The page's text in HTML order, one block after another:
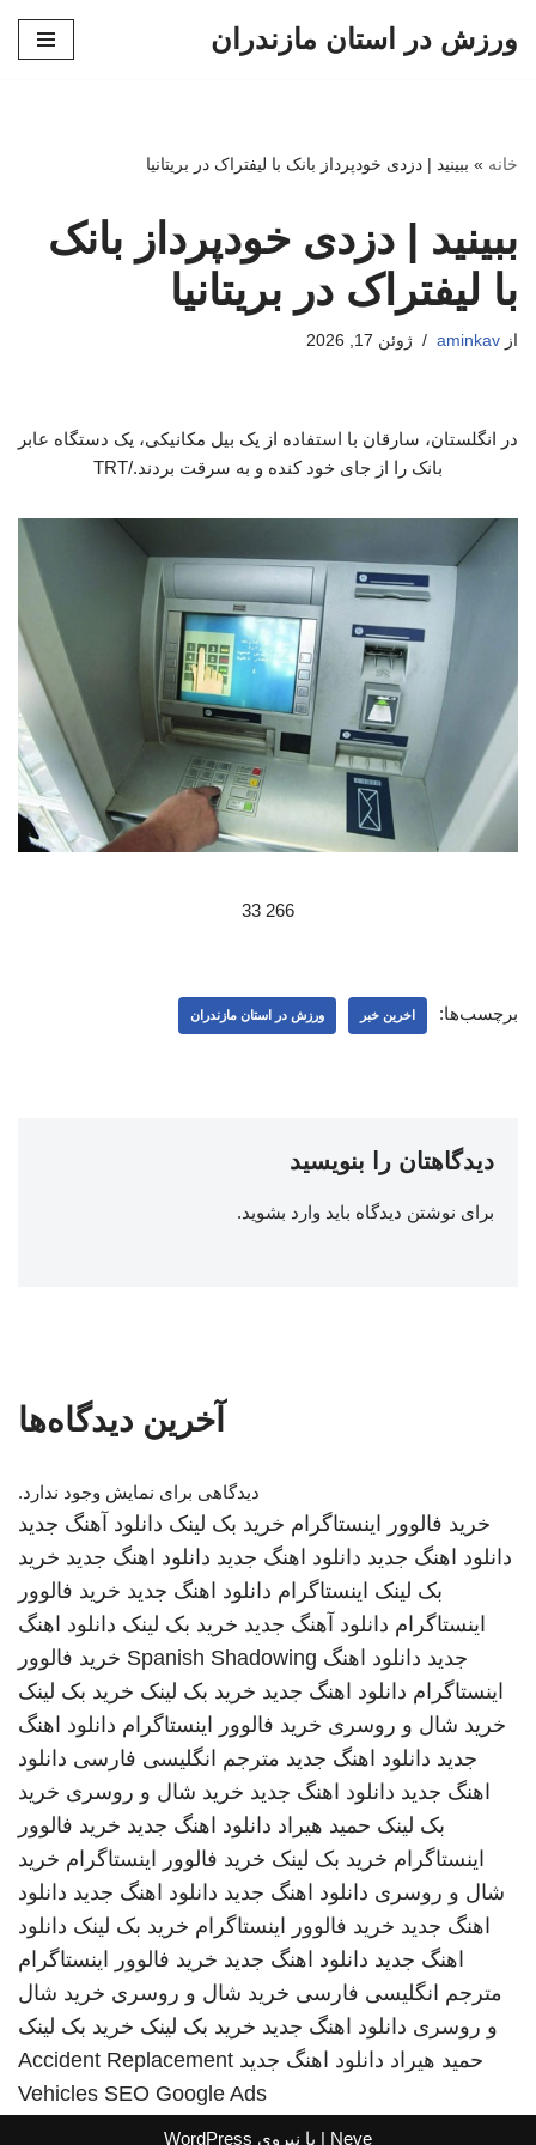
ورزش در استان مازندران
خانه » ببینید | دزدی خودپرداز بانک با لیفتراک در بریتانیا
ببینید | دزدی خودپرداز بانک
با لیفتراک در بریتانیا
از aminkav ژوئن 17, 2026
در انگلستان، سارقان با استفاده از یک بیل مکانیکی، یک دستگاه عابر
بانک را از جای خود کنده و به سرقت بردند./TRT
266 33
برچسب‌ها: اخرین خبر ورزش در استان مازندران
دیدگاهتان را بنویسید
برای نوشتن دیدگاه باید وارد بشوید.
آخرین دیدگاه‌ها
دیدگاهی برای نمایش وجود ندارد.
خرید فالوور اینستاگرام خرید بک لینک دانلود آهنگ جدید
دانلود اهنگ جدید دانلود اهنگ جدید دانلود اهنگ جدید خرید
بک لینک اینستاگرام دانلود اهنگ جدید خرید فالوور
اینستاگرام دانلود آهنگ جدید خرید بک لینک دانلود اهنگ
جدید دانلود اهنگ Spanish Shadowing خرید فالوور
اینستاگرام دانلود اهنگ جدید خرید بک لینک خرید بک لینک
خرید شال و روسری خرید فالوور اینستاگرام دانلود اهنگ
جدید دانلود اهنگ جدید مترجم انگلیسی فارسی دانلود
اهنگ جدید دانلود اهنگ جدید خرید شال و روسری خرید
بک لینک حمید هیراد دانلود اهنگ جدید خرید فالوور
اینستاگرام خرید بک لینک خرید فالوور اینستاگرام خرید
شال و روسری دانلود اهنگ جدید دانلود اهنگ جدید دانلود
اهنگ جدید خرید فالوور اینستاگرام خرید بک لینک دانلود
اهنگ جدید دانلود اهنگ جدید خرید فالوور اینستاگرام
مترجم انگلیسی فارسی خرید شال و روسری خرید شال
و روسری دانلود اهنگ جدید خرید بک لینک خرید بک لینک
حمید هیراد دانلود اهنگ جدید Accident Replacement
Vehicles SEO Google Ads
Neve | با نیروی WordPress